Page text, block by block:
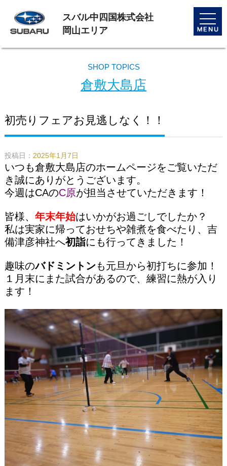
toggle
スバル中四国株式会社
岡山エリア
SHOP TOPICS
倉敷大島店
初売りフェアお見逃しなく！！
投稿日： 2025年1月7日
いつも倉敷大島店のホームページをご覧いただ
き誠にありがとうございます。
今週はCAのC原が担当させていただきます！
皆様、 年末年始はいかがお過ごしでしたか？
私は実家に帰っておせちや雑煮を食べたり、吉
備津彦神社へ初詣にも行ってきました！
趣味のバドミントンも元旦から初打ちに参加！
１月末にまた試合があるので、練習に熱が入り
ます！